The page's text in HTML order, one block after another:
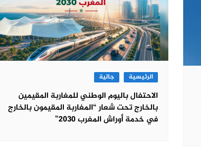
الرئيسية جالية
الاحتفال باليوم الوطني للمغاربة المقيمين
بالخارج تحت شعار “المغاربة المقيمون بالخارج
في خدمة أوراش المغرب 2030”